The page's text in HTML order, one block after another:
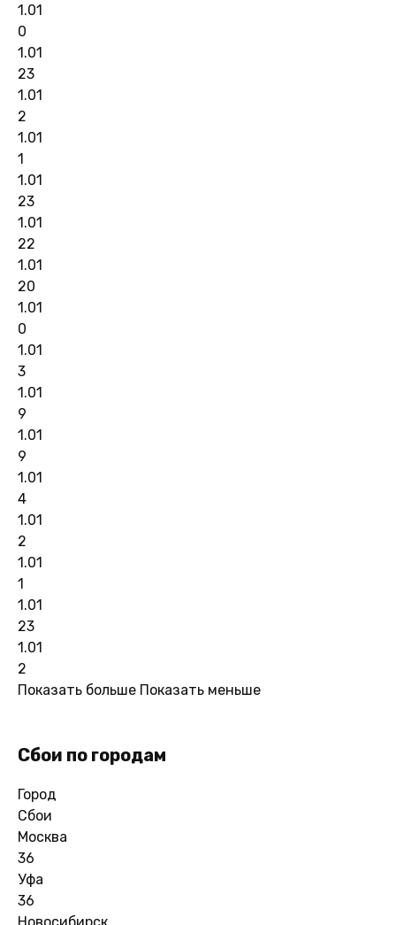
1.01
0
1.01
23
1.01
2
1.01
1
1.01
23
1.01
22
1.01
20
1.01
0
1.01
3
1.01
9
1.01
9
1.01
4
1.01
2
1.01
1
1.01
23
1.01
2
Показать больше Показать меньше
Сбои по городам
Город
Сбои
Москва
36
Уфа
36